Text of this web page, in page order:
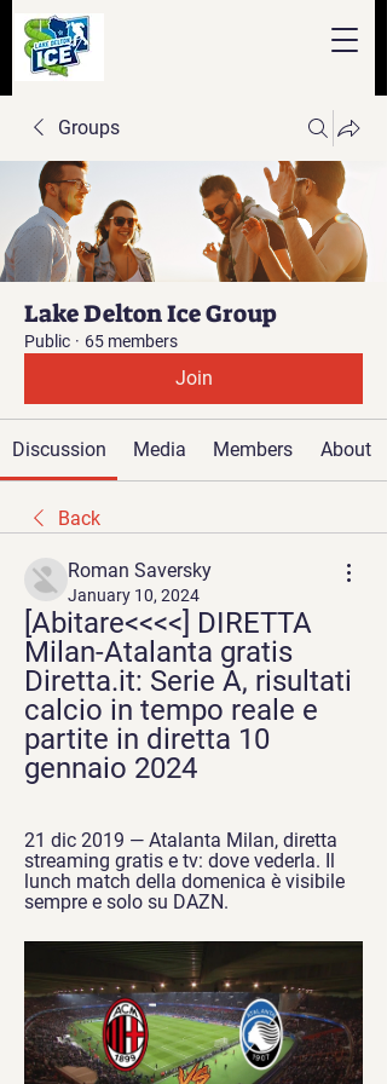
Groups
Lake Delton Ice Group
Public · 65 members
Join
Discussion Media Members About
Back
Roman Saversky
January 10, 2024
[Abitare<<<<] DIRETTA
Milan-Atalanta gratis
Diretta.it: Serie A, risultati
calcio in tempo reale e
partite in diretta 10
gennaio 2024
21 dic 2019 — Atalanta Milan, diretta
streaming gratis e tv: dove vederla. Il
lunch match della domenica è visibile
sempre e solo su DAZN.